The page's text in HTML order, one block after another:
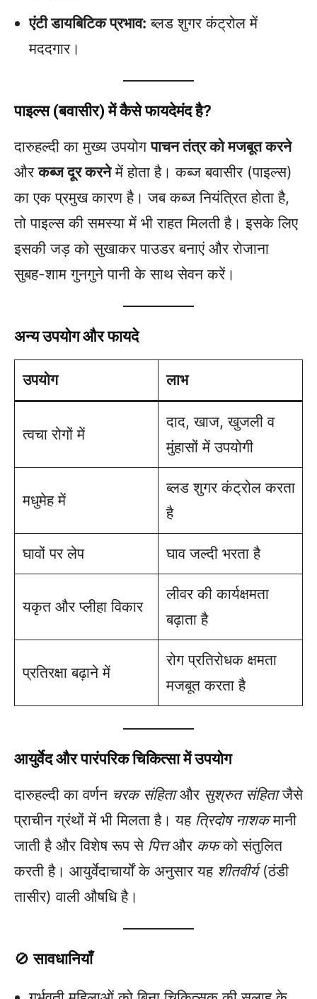
एंटी डायबिटिक प्रभाव: ब्लड शुगर कंट्रोल में
मददगार।
पाइल्स (बवासीर) में कैसे फायदेमंद है?
दारुहल्दी का मुख्य उपयोगपाचन तंत्र को मजबूत करने
औरकब्ज दूर करनेमें होता है। कब्ज बवासीर (पाइल्स)
का एक प्रमुख कारण है। जब कब्ज नियंत्रित होता है,
तो पाइल्स की समस्या में भी राहत मिलती है। इसके लिए
इसकी जड़ को सुखाकर पाउडर बनाएं और रोजाना
सुबह-शाम गुनगुने पानी के साथ सेवन करें।
अन्य उपयोग और फायदे
उपयोग लाभ
त्वचा रोगों में
दाद, खाज, खुजली व
मुंहासों में उपयोगी
मधुमेह में
ब्लड शुगर कंट्रोल करता
है
घावों पर लेप घाव जल्दी भरता है
यकृत और प्लीहा विकार
लीवर की कार्यक्षमता
बढ़ाता है
प्रतिरक्षा बढ़ाने में
रोग प्रतिरोधक क्षमता
मजबूत करता है
आयुर्वेद और पारंपरिक चिकित्सा में उपयोग
दारुहल्दी का वर्णन चरक संहिताऔर सुश्रुत संहिताजैसे
प्राचीन ग्रंथों में भी मिलता है। यह त्रिदोष नाशकमानी
जाती है और विशेष रूप से पित्तऔर कफको संतुलित
करती है। आयुर्वेदाचार्यों के अनुसार यह शीतवीर्य(ठंडी
तासीर) वाली औषधि है।
🚫सावधानियाँ